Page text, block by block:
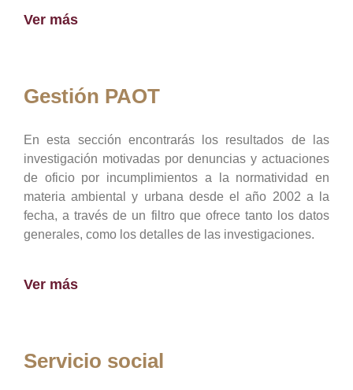
Ver más
Gestión PAOT
En esta sección encontrarás los resultados de las
investigación motivadas por denuncias y actuaciones
de oficio por incumplimientos a la normatividad en
materia ambiental y urbana desde el año 2002 a la
fecha, a través de un filtro que ofrece tanto los datos
generales, como los detalles de las investigaciones.
Ver más
Servicio social